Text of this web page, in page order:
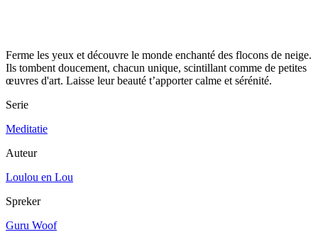
Ferme les yeux et découvre le monde enchanté des flocons de neige.
Ils tombent doucement, chacun unique, scintillant comme de petites
œuvres d'art. Laisse leur beauté t’apporter calme et sérénité.
Serie
Meditatie
Auteur
Loulou en Lou
Spreker
Guru Woof